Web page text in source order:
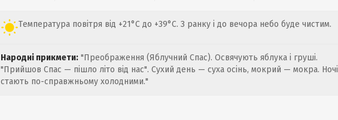
Температура повітря від +21°C до +39°C. З ранку і до вечора небо буде чистим.
Народні прикмети: "Преображення (Яблучний Спас). Освячують яблука і груші.
"Прийшов Спас — пішло літо від нас". Сухий день — суха осінь, мокрий — мокра. Ночі
стають по-справжньому холодними."